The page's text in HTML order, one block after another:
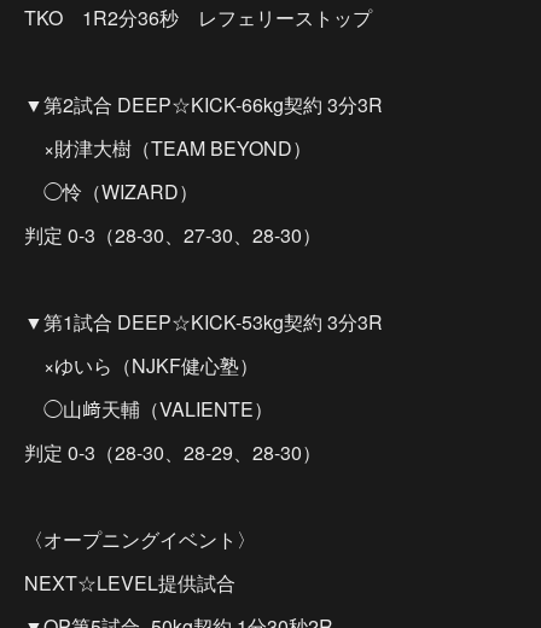
TKO 1R2分36秒 レフェリーストップ
▼第2試合 DEEP☆KICK-66kg契約 3分3R
×財津大樹（TEAM BEYOND）
◯怜（WIZARD）
判定 0-3（28-30、27-30、28-30）
▼第1試合 DEEP☆KICK-53kg契約 3分3R
×ゆいら（NJKF健心塾）
◯山﨑天輔（VALIENTE）
判定 0-3（28-30、28-29、28-30）
〈オープニングイベント〉
NEXT☆LEVEL提供試合